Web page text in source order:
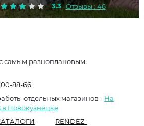
3.3 Отзывы : 46
самым разноплановым
88-66.
отдельных магазинов - На
в Новокузнецке
RENDEZ-